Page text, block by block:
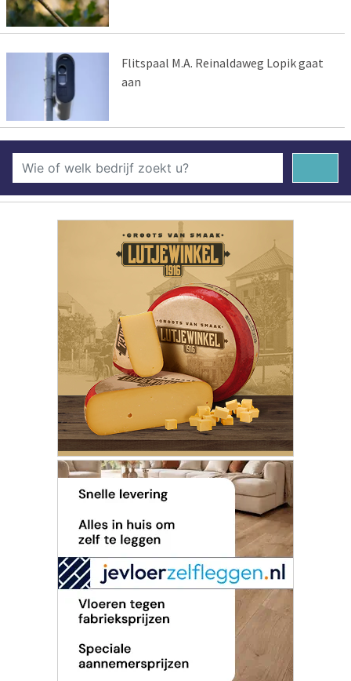
Flitspaal M.A. Reinaldaweg Lopik gaat
aan